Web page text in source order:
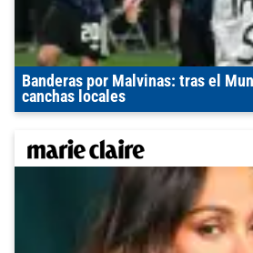
Banderas por Malvinas: tras el
canchas locales